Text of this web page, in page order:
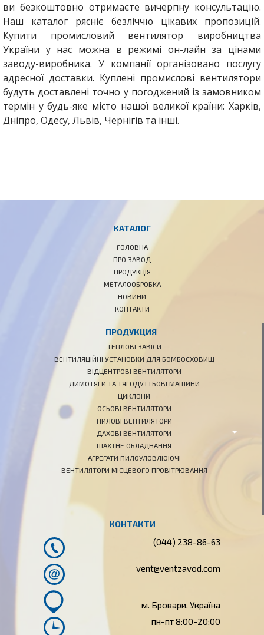
ви безкоштовно отримаєте вичерпну консультацію.
Наш каталог рясніє безліччю цікавих пропозицій.
Купити промисловий вентилятор виробництва
України у нас можна в режимі он-лайн за цінами
заводу-виробника. У компанії організовано послугу
адресної доставки. Куплені промислові вентилятори
будуть доставлені точно у погоджений із замовником
термін у будь-яке місто нашої великої країни: Харків,
Дніпро, Одесу, Львів, Чернігів та інші.
КАТАЛОГ
ГОЛОВНА
ПРО ЗАВОД
ПРОДУКЦІЯ
МЕТАЛООБРОБКА
НОВИНИ
КОНТАКТИ
ПРОДУКЦИЯ
ТЕПЛОВІ ЗАВІСИ
ВЕНТИЛЯЦІЙНІ УСТАНОВКИ ДЛЯ БОМБОСХОВИЩ
ВІДЦЕНТРОВІ ВЕНТИЛЯТОРИ
ДИМОТЯГИ ТА ТЯГОДУТТЬОВІ МАШИНИ
ЦИКЛОНИ
ОСЬОВІ ВЕНТИЛЯТОРИ
ПИЛОВІ ВЕНТИЛЯТОРИ
ДАХОВІ ВЕНТИЛЯТОРИ
ШАХТНЕ ОБЛАДНАННЯ
АГРЕГАТИ ПИЛОУЛОВЛЮЮЧІ
ВЕНТИЛЯТОРИ МІСЦЕВОГО ПРОВІТРЮВАННЯ
КОНТАКТИ
(044) 238-86-63
vent@ventzavod.com
м. Бровари, Україна
пн-пт 8:00-20:00